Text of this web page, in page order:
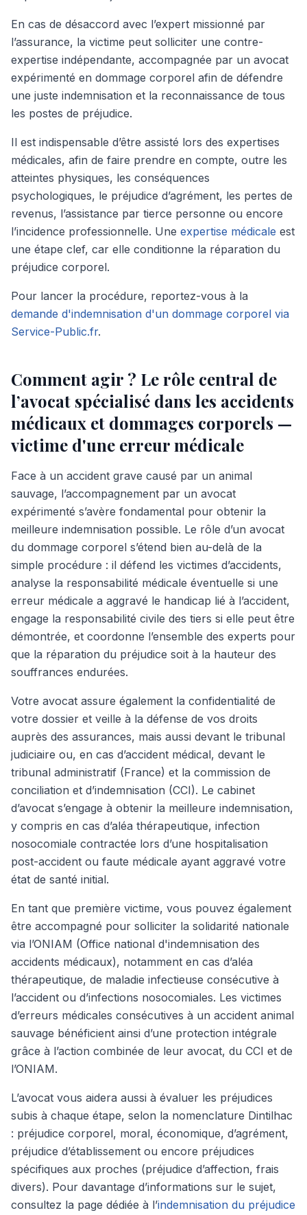
En cas de désaccord avec l’expert missionné par
l’assurance, la victime peut solliciter une contre-
expertise indépendante, accompagnée par un avocat
expérimenté en dommage corporel afin de défendre
une juste indemnisation et la reconnaissance de tous
les postes de préjudice.
Il est indispensable d’être assisté lors des expertises
médicales, afin de faire prendre en compte, outre les
atteintes physiques, les conséquences
psychologiques, le préjudice d’agrément, les pertes de
revenus, l’assistance par tierce personne ou encore
l’incidence professionnelle. Une expertise médicale est
une étape clef, car elle conditionne la réparation du
préjudice corporel.
Pour lancer la procédure, reportez-vous à la
demande d'indemnisation d'un dommage corporel via
Service-Public.fr.
Comment agir ? Le rôle central de
l’avocat spécialisé dans les accidents
médicaux et dommages corporels —
victime d'une erreur médicale
Face à un accident grave causé par un animal
sauvage, l’accompagnement par un avocat
expérimenté s’avère fondamental pour obtenir la
meilleure indemnisation possible. Le rôle d’un avocat
du dommage corporel s’étend bien au-delà de la
simple procédure : il défend les victimes d’accidents,
analyse la responsabilité médicale éventuelle si une
erreur médicale a aggravé le handicap lié à l’accident,
engage la responsabilité civile des tiers si elle peut être
démontrée, et coordonne l’ensemble des experts pour
que la réparation du préjudice soit à la hauteur des
souffrances endurées.
Votre avocat assure également la confidentialité de
votre dossier et veille à la défense de vos droits
auprès des assurances, mais aussi devant le tribunal
judiciaire ou, en cas d’accident médical, devant le
tribunal administratif (France) et la commission de
conciliation et d’indemnisation (CCI). Le cabinet
d’avocat s’engage à obtenir la meilleure indemnisation,
y compris en cas d’aléa thérapeutique, infection
nosocomiale contractée lors d’une hospitalisation
post-accident ou faute médicale ayant aggravé votre
état de santé initial.
En tant que première victime, vous pouvez également
être accompagné pour solliciter la solidarité nationale
via l’ONIAM (Office national d'indemnisation des
accidents médicaux), notamment en cas d’aléa
thérapeutique, de maladie infectieuse consécutive à
l’accident ou d’infections nosocomiales. Les victimes
d’erreurs médicales consécutives à un accident animal
sauvage bénéficient ainsi d’une protection intégrale
grâce à l’action combinée de leur avocat, du CCI et de
l’ONIAM.
L’avocat vous aidera aussi à évaluer les préjudices
subis à chaque étape, selon la nomenclature Dintilhac
: préjudice corporel, moral, économique, d’agrément,
préjudice d’établissement ou encore préjudices
spécifiques aux proches (préjudice d’affection, frais
divers). Pour davantage d’informations sur le sujet,
consultez la page dédiée à l’indemnisation du préjudice